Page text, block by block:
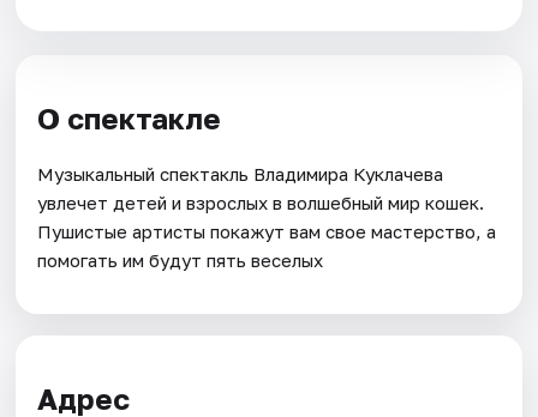
О спектакле
Музыкальный спектакль Владимира Куклачева
увлечет детей и взрослых в волшебный мир кошек.
Пушистые артисты покажут вам свое мастерство, а
помогать им будут пять веселых
Адрес